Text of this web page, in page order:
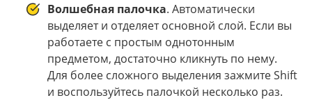
Волшебная палочка. Автоматически
выделяет и отделяет основной слой. Если вы
работаете с простым однотонным
предметом, достаточно кликнуть по нему.
Для более сложного выделения зажмите Shift
и воспользуйтесь палочкой несколько раз.